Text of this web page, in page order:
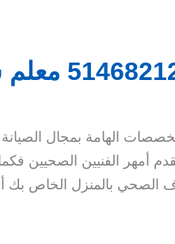
الهامة بمجال الصيانة إذ
أمهر الفنيين الصحيين
الصحي بالمنزل الخاص بك